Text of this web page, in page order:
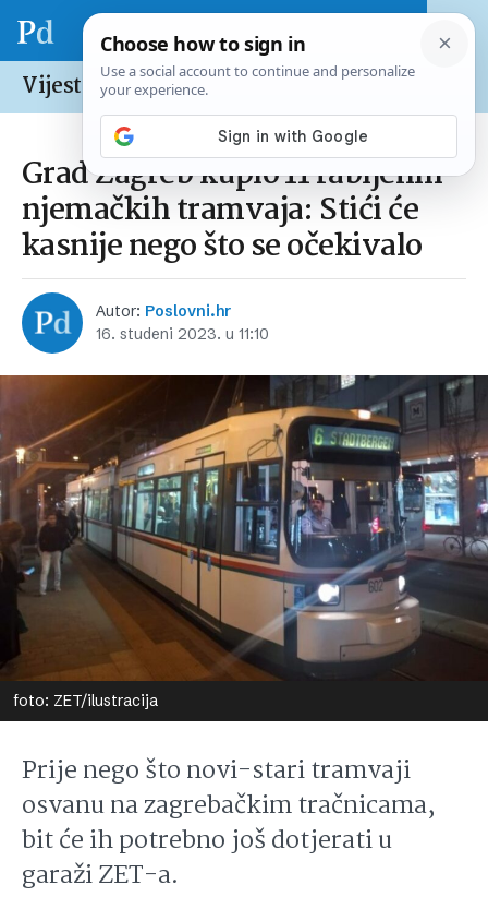
Vijesti /Hrvatska
Grad Zagreb kupio 11 rabljenih
njemačkih tramvaja: Stići će
kasnije nego što se očekivalo
Autor: Poslovni.hr
16. studeni 2023. u 11:10
foto: ZET/ilustracija
Prije nego što novi-stari tramvaji
osvanu na zagrebačkim tračnicama,
bit će ih potrebno još dotjerati u
garaži ZET-a.